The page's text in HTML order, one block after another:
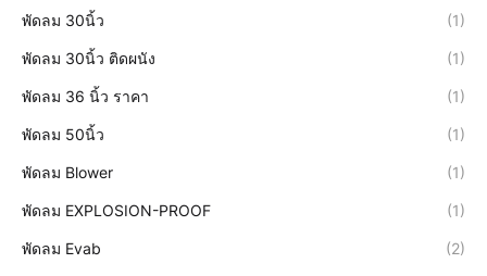
พัดลม 30นิ้ว (1)
พัดลม 30นิ้ว ติดผนัง (1)
พัดลม 36 นิ้ว ราคา (1)
พัดลม 50นิ้ว (1)
พัดลม Blower (1)
พัดลม EXPLOSION-PROOF (1)
พัดลม Evab (2)